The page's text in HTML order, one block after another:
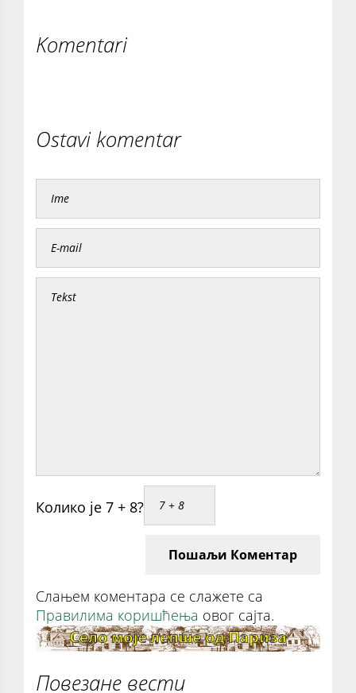
Komentari
Ostavi komentar
Колико је 7 + 8?
Пошаљи Коментар
Слањем коментара се слажете са
Правилима коришћења овог сајта.
Повезане вести